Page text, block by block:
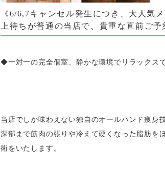
《6/6,7キャンセル発生につき、大人気
上待ちが普通の当店で、貴重な直前ご予
◆一対一の完全個室、静かな環境でリラックス
当店でしか味わえない独自のオールハンド痩身
深部まで筋肉の張りや冷えて硬くなった脂肪を
術をいたします。